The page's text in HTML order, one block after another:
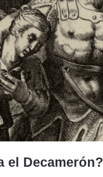
el Decamerón?